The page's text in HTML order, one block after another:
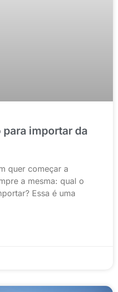
importar da
quer começar a
a mesma: qual o
Essa é uma